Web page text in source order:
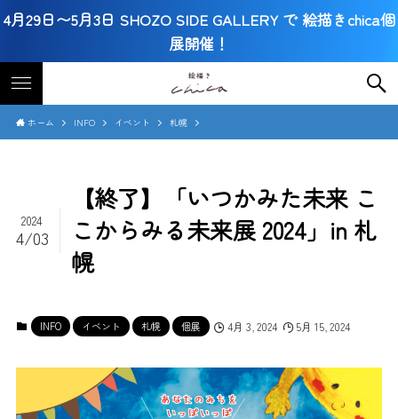
4月29日〜5月3日 SHOZO SIDE GALLERY で 絵描きchica個
展開催！
ホーム INFO イベント 札幌
【終了】「いつかみた未来 こ
こからみる未来展 2024」in 札
幌
2024
4/03
INFO イベント 札幌 個展 4月 3, 2024 5月 15, 2024